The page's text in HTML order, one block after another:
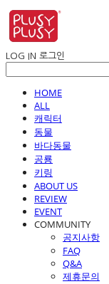
LOG IN 로그인
HOME
ALL
캐릭터
동물
바다동물
공룡
키링
ABOUT US
REVIEW
EVENT
COMMUNITY
공지사항
FAQ
Q&A
제휴문의